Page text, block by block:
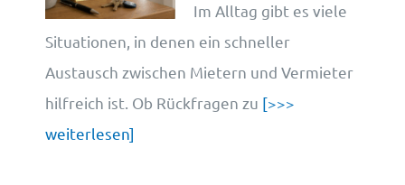
Im Alltag gibt es viele
Situationen, in denen ein schneller
Austausch zwischen Mietern und Vermieter
hilfreich ist. Ob Rückfragen zu [>>>
weiterlesen]